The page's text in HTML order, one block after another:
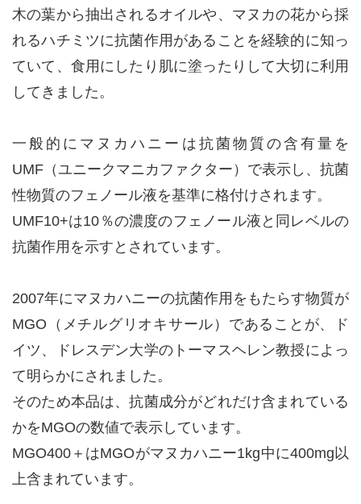
木の葉から抽出されるオイルや、マヌカの花から採
れるハチミツに抗菌作用があることを経験的に知っ
ていて、食用にしたり肌に塗ったりして大切に利用
してきました。
一般的にマヌカハニーは抗菌物質の含有量を
UMF（ユニークマニカファクター）で表示し、抗菌
性物質のフェノール液を基準に格付けされます。
UMF10+は10％の濃度のフェノール液と同レベルの
抗菌作用を示すとされています。
2007年にマヌカハニーの抗菌作用をもたらす物質が
MGO（メチルグリオキサール）であることが、ド
イツ、ドレスデン大学のトーマスヘレン教授によっ
て明らかにされました。
そのため本品は、抗菌成分がどれだけ含まれている
かをMGOの数値で表示しています。
MGO400＋はMGOがマヌカハニー1kg中に400mg以
上含まれています。